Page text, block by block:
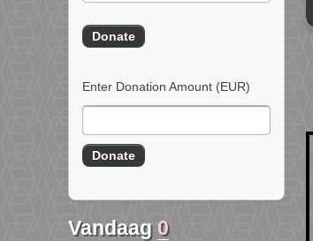
Enter Donation Amount (EUR)
Vandaag 0